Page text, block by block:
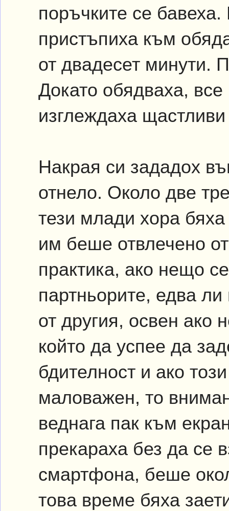
поръчките се бавеха.
пристъпиха към
от двадесет минути.
Докато обядваха, все
изглеждаха
Накрая си зададох
отнело. Около две
тези млади хора
им беше отвлечено
практика, ако нещо
партньорите, едва
от другия, освен ако
който да успее да
бдителност и ако
маловажен, то
веднага пак към
прекараха без да се
смартфона, беше
това време бяха